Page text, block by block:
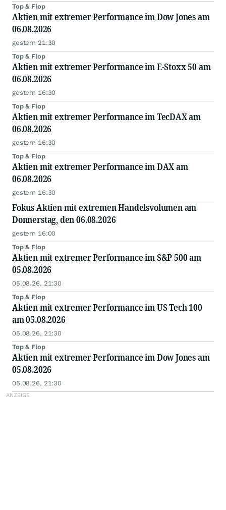
Top & Flop
Aktien mit extremer Performance im Dow Jones am
06.08.2026
gestern 21:30
Top & Flop
Aktien mit extremer Performance im E-Stoxx 50 am
06.08.2026
gestern 16:30
Top & Flop
Aktien mit extremer Performance im TecDAX am
06.08.2026
gestern 16:30
Top & Flop
Aktien mit extremer Performance im DAX am
06.08.2026
gestern 16:30
Fokus Aktien mit extremen Handelsvolumen am
Donnerstag, den 06.08.2026
gestern 16:00
Top & Flop
Aktien mit extremer Performance im S&P 500 am
05.08.2026
05.08.26, 21:30
Top & Flop
Aktien mit extremer Performance im US Tech 100
am 05.08.2026
05.08.26, 21:30
Top & Flop
Aktien mit extremer Performance im Dow Jones am
05.08.2026
05.08.26, 21:30